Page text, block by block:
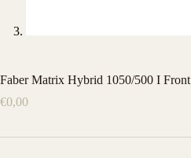
Faber Matrix Hybrid 1050/500 I Front
€0,00